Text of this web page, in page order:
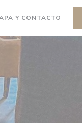
Y CONTACTO